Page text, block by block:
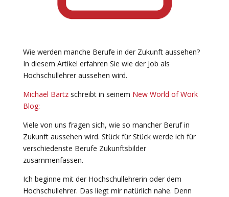
Wie werden manche Berufe in der Zukunft aussehen?
In diesem Artikel erfahren Sie wie der Job als
Hochschullehrer aussehen wird.
Michael Bartzschreibt in seinem New World of Work
Blog:
Viele von uns fragen sich, wie so mancher Beruf in
Zukunft aussehen wird. Stück für Stück werde ich für
verschiedenste Berufe Zukunftsbilder
zusammenfassen.
Ich beginne mit der Hochschullehrerin oder dem
Hochschullehrer. Das liegt mir natürlich nahe. Denn